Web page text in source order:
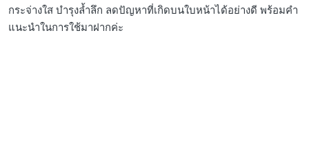
กระจ่างใส บำรุงล้ำลึก ลดปัญหาที่เกิดบนใบหน้าได้อย่างดี พร้อมคำ
แนะนำในการใช้มาฝากค่ะ